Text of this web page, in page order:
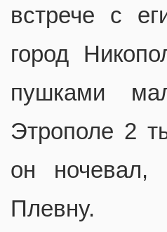
встрече с
город
пушками
Этрополе 2
он ночевал,
Плевну.